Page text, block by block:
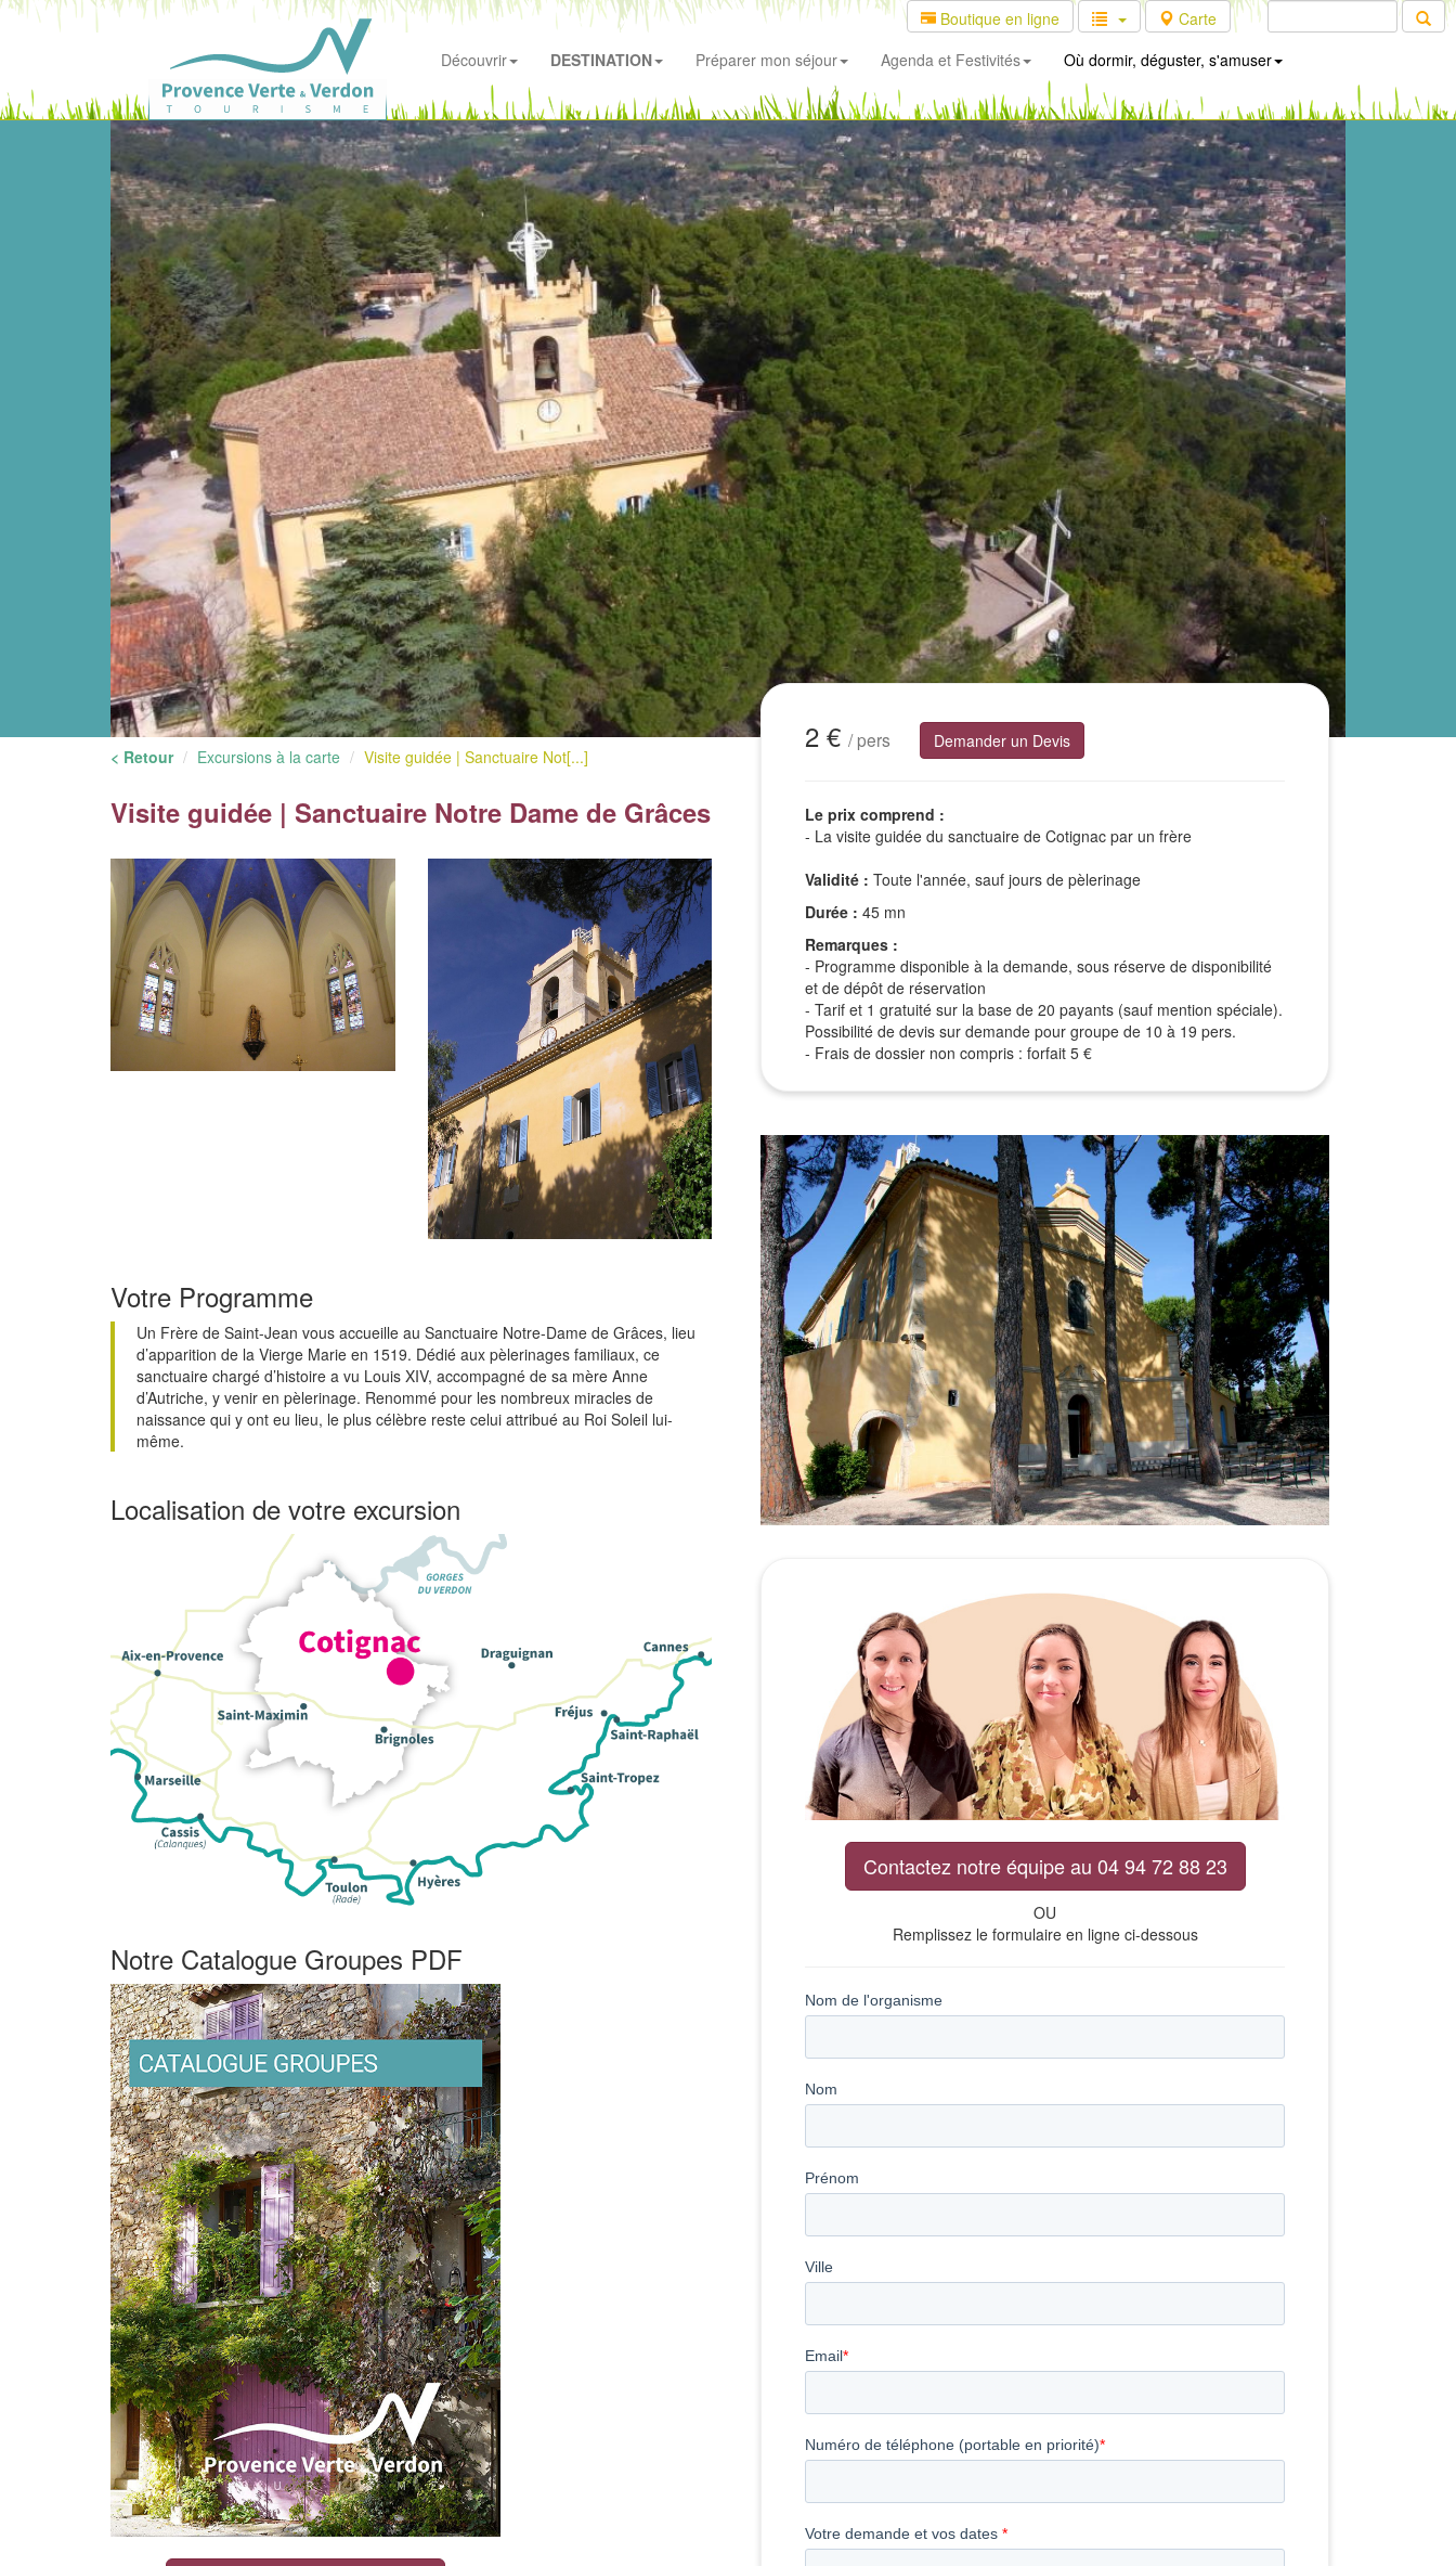
Boutique en ligne
Carte
Découvrir
DESTINATION Préparer mon séjour Agenda et Festivités Où dormir, déguster, s'amuser
< Retour Excursions à la carte Visite guidée | Sanctuaire Not[...]
Visite guidée | Sanctuaire Notre Dame de Grâces
Votre Programme
Un Frère de Saint-Jean vous accueille au Sanctuaire Notre-Dame de Grâces, lieu
d’apparition de la Vierge Marie en 1519. Dédié aux pèlerinages familiaux, ce
sanctuaire chargé d’histoire a vu Louis XIV, accompagné de sa mère Anne
d’Autriche, y venir en pèlerinage. Renommé pour les nombreux miracles de
naissance qui y ont eu lieu, le plus célèbre reste celui attribué au Roi Soleil lui-
même.
Localisation de votre excursion
Notre Catalogue Groupes PDF
2 € / pers Demander un Devis
Le prix comprend :
- La visite guidée du sanctuaire de Cotignac par un frère
Validité : Toute l'année, sauf jours de pèlerinage
Durée : 45 mn
Remarques :
- Programme disponible à la demande, sous réserve de disponibilité
et de dépôt de réservation
- Tarif et 1 gratuité sur la base de 20 payants (sauf mention spéciale).
Possibilité de devis sur demande pour groupe de 10 à 19 pers.
- Frais de dossier non compris : forfait 5 €
Contactez notre équipe au 04 94 72 88 23
OU
Remplissez le formulaire en ligne ci-dessous